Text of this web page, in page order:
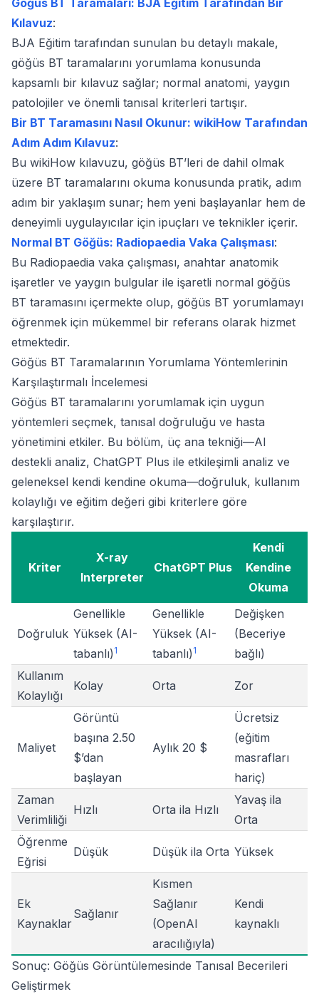
Kılavuz:
BJA Eğitim tarafından sunulan bu detaylı makale,
göğüs BT taramalarını yorumlama konusunda
kapsamlı bir kılavuz sağlar; normal anatomi, yaygın
patolojiler ve önemli tanısal kriterleri tartışır.
Bir BT Taramasını Nasıl Okunur: wikiHow Tarafından
Adım Adım Kılavuz:
Bu wikiHow kılavuzu, göğüs BT’leri de dahil olmak
üzere BT taramalarını okuma konusunda pratik, adım
adım bir yaklaşım sunar; hem yeni başlayanlar hem de
deneyimli uygulayıcılar için ipuçları ve teknikler içerir.
Normal BT Göğüs: Radiopaedia Vaka Çalışması:
Bu Radiopaedia vaka çalışması, anahtar anatomik
işaretler ve yaygın bulgular ile işaretli normal göğüs
BT taramasını içermekte olup, göğüs BT yorumlamayı
öğrenmek için mükemmel bir referans olarak hizmet
etmektedir.
Göğüs BT Taramalarının Yorumlama Yöntemlerinin
Karşılaştırmalı İncelemesi
Göğüs BT taramalarını yorumlamak için uygun
yöntemleri seçmek, tanısal doğruluğu ve hasta
yönetimini etkiler. Bu bölüm, üç ana tekniği—AI
destekli analiz, ChatGPT Plus ile etkileşimli analiz ve
geleneksel kendi kendine okuma—doğruluk, kullanım
kolaylığı ve eğitim değeri gibi kriterlere göre
karşılaştırır.
Kriter
X-ray
Interpreter
ChatGPT Plus
Kendi
Kendine
Okuma
Doğruluk
Genellikle
Yüksek (AI-
tabanlı) 1
Genellikle
Yüksek (AI-
tabanlı) 1
Değişken
(Beceriye
bağlı)
Kullanım
Kolaylığı
Kolay Orta Zor
Maliyet
Görüntü
başına 2.50
$’dan
başlayan
Aylık 20 $
Ücretsiz
(eğitim
masrafları
hariç)
Zaman
Verimliliği
Hızlı Orta ila Hızlı
Yavaş ila
Orta
Öğrenme
Eğrisi
Düşük Düşük ila Orta Yüksek
Ek
Kaynaklar
Sağlanır
Kısmen
Sağlanır
(OpenAI
aracılığıyla)
Kendi
kaynaklı
Sonuç: Göğüs Görüntülemesinde Tanısal Becerileri
Geliştirmek